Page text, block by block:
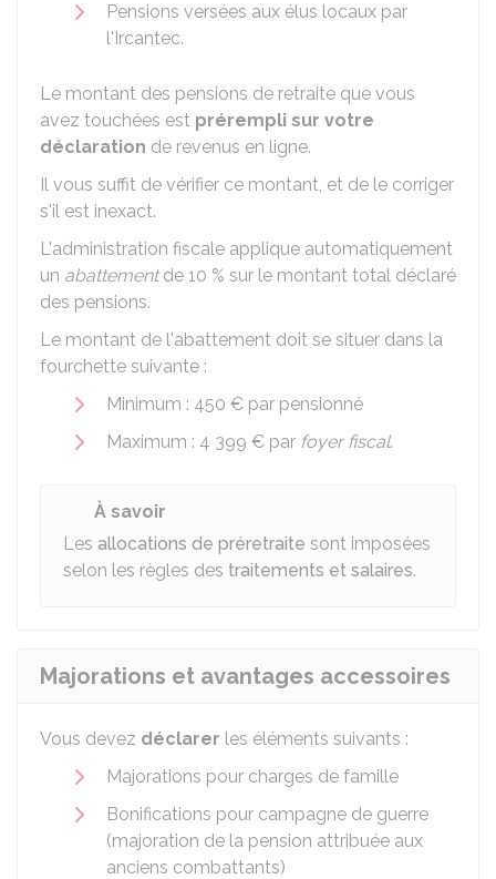
Pensions versées aux élus locaux par
l'Ircantec.
Le montant des pensions de retraite que vous
avez touchées est prérempli sur votre
déclaration de revenus en ligne.
Il vous suffit de vérifier ce montant, et de le corriger
s'il est inexact.
L'administration fiscale applique automatiquement
un abattementde 10 % sur le montant total déclaré
des pensions.
Le montant de l'abattement doit se situer dans la
fourchette suivante :
Minimum : 450 € par pensionné
Maximum : 4 399 € par foyer fiscal.
À savoir
Les allocations de préretraite sont imposées
selon les règles des traitements et salaires.
Majorations et avantages accessoires
Vous devez déclarer les éléments suivants :
Majorations pour charges de famille
Bonifications pour campagne de guerre
(majoration de la pension attribuée aux
anciens combattants)